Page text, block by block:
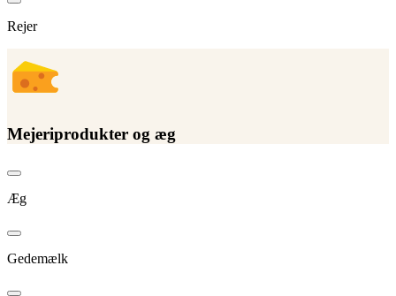
Rejer
Mejeriprodukter og æg
Æg
Gedemælk